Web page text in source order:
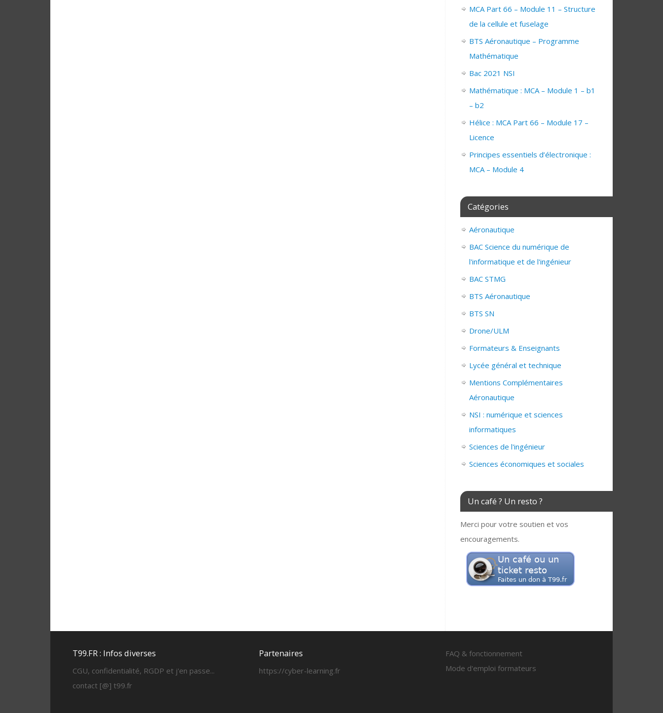
MCA Part 66 – Module 11 – Structure
de la cellule et fuselage
BTS Aéronautique – Programme
Mathématique
Bac 2021 NSI
Mathématique : MCA – Module 1 – b1
– b2
Hélice : MCA Part 66 – Module 17 –
Licence
Principes essentiels d’électronique :
MCA – Module 4
Catégories
Aéronautique
BAC Science du numérique de
l'informatique et de l'ingénieur
BAC STMG
BTS Aéronautique
BTS SN
Drone/ULM
Formateurs & Enseignants
Lycée général et technique
Mentions Complémentaires
Aéronautique
NSI : numérique et sciences
informatiques
Sciences de l'ingénieur
Sciences économiques et sociales
Un café ? Un resto ?
Merci pour votre soutien et vos
encouragements.
T99.FR : Infos diverses
CGU, confidentialité, RGDP et j'en passe...
contact [@] t99.fr
Partenaires
https://cyber-learning.fr
FAQ & fonctionnement
Mode d'emploi formateurs